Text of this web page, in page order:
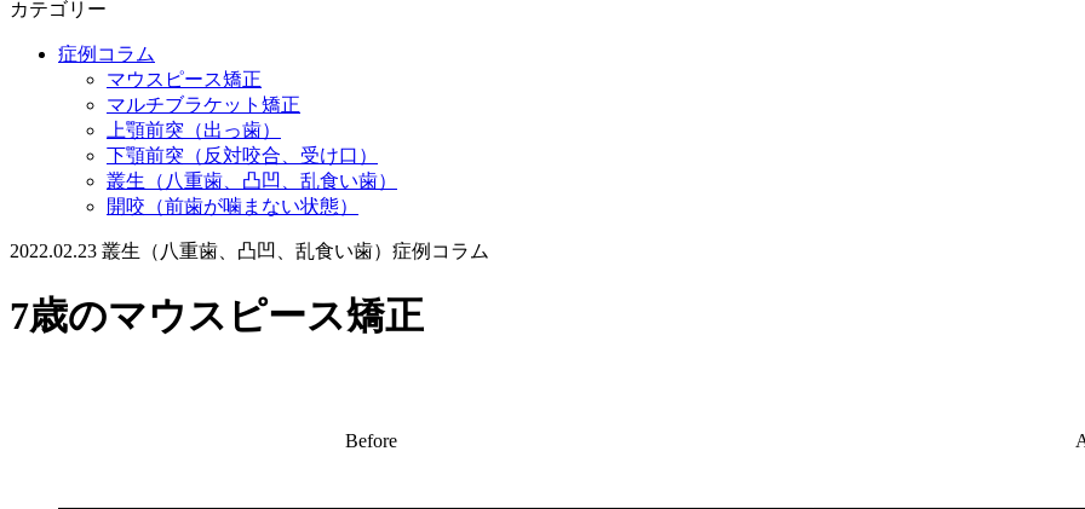
カテゴリー
症例コラム
マウスピース矯正
マルチブラケット矯正
上顎前突（出っ歯）
下顎前突（反対咬合、受け口）
叢生（八重歯、凸凹、乱食い歯）
開咬（前歯が噛まない状態）
2022.02.23 叢生（八重歯、凸凹、乱食い歯） 症例コラム
7歳のマウスピース矯正
Before